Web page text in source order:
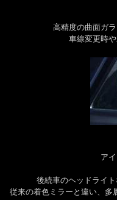
高精度の曲面ガ
車線変更時
ア
後続車のヘッドライ
従来の着色ミラーと違い、多